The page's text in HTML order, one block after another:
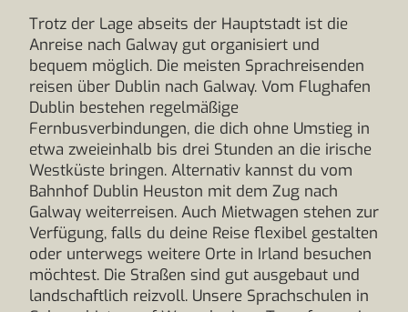
Trotz der Lage abseits der Hauptstadt ist die
Anreise nach Galway gut organisiert und
bequem möglich. Die meisten Sprachreisenden
reisen über Dublin nach Galway. Vom Flughafen
Dublin bestehen regelmäßige
Fernbusverbindungen, die dich ohne Umstieg in
etwa zweieinhalb bis drei Stunden an die irische
Westküste bringen. Alternativ kannst du vom
Bahnhof Dublin Heuston mit dem Zug nach
Galway weiterreisen. Auch Mietwagen stehen zur
Verfügung, falls du deine Reise flexibel gestalten
oder unterwegs weitere Orte in Irland besuchen
möchtest. Die Straßen sind gut ausgebaut und
landschaftlich reizvoll. Unsere Sprachschulen in